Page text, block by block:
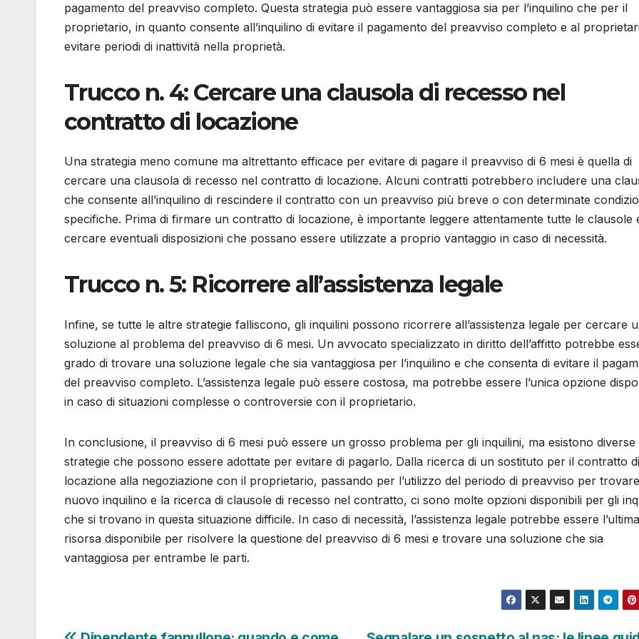
pagamento del preavviso completo. Questa strategia può essere vantaggiosa sia per l’inquilino che per il
proprietario, in quanto consente all’inquilino di evitare il pagamento del preavviso completo e al
evitare periodi di inattività nella proprietà.
Trucco n. 4: Cercare una clausola di recesso nel
contratto di locazione
Una strategia meno comune ma altrettanto efficace per evitare di pagare il preavviso di 6 mesi è quella di
cercare una clausola di recesso nel contratto di locazione. Alcuni contratti potrebbero includere una
che consente all’inquilino di rescindere il contratto con un preavviso più breve o con determinate
specifiche. Prima di firmare un contratto di locazione, è importante leggere attentamente tutte le clausole
cercare eventuali disposizioni che possano essere utilizzate a proprio vantaggio in caso di necessità.
Trucco n. 5: Ricorrere all’assistenza legale
Infine, se tutte le altre strategie falliscono, gli inquilini possono ricorrere all’assistenza legale per cercare
soluzione al problema del preavviso di 6 mesi. Un avvocato specializzato in diritto dell’affitto potrebbe
grado di trovare una soluzione legale che sia vantaggiosa per l’inquilino e che consenta di evitare il
del preavviso completo. L’assistenza legale può essere costosa, ma potrebbe essere l’unica opzione
in caso di situazioni complesse o controversie con il proprietario.
In conclusione, il preavviso di 6 mesi può essere un grosso problema per gli inquilini, ma esistono diverse
strategie che possono essere adottate per evitare di pagarlo. Dalla ricerca di un sostituto per il contratto di
locazione alla negoziazione con il proprietario, passando per l’utilizzo del periodo di preavviso per
nuovo inquilino e la ricerca di clausole di recesso nel contratto, ci sono molte opzioni disponibili per gli
che si trovano in questa situazione difficile. In caso di necessità, l’assistenza legale potrebbe essere l’ultima
risorsa disponibile per risolvere la questione del preavviso di 6 mesi e trovare una soluzione che sia
vantaggiosa per entrambe le parti.